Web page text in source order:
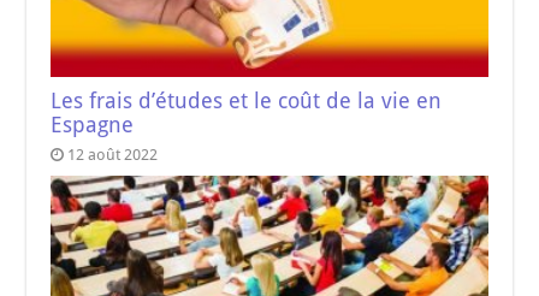
Les frais d’études et le coût de la vie en
Espagne
12 août 2022